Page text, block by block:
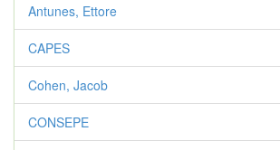
Antunes, Ettore
CAPES
Cohen, Jacob
CONSEPE